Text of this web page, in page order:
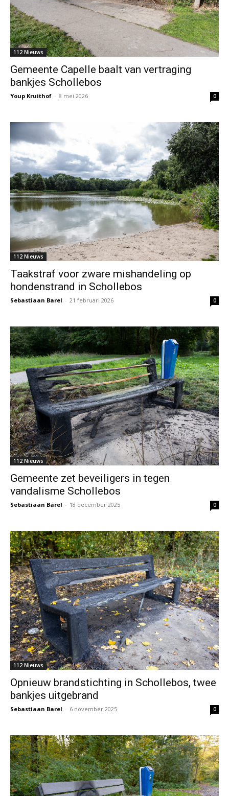
112 Nieuws
Gemeente Capelle baalt van vertraging
bankjes Schollebos
Youp Kruithof - 8 mei 2026 0
112 Nieuws
Taakstraf voor zware mishandeling op
hondenstrand in Schollebos
Sebastiaan Barel - 21 februari 2026 0
112 Nieuws
Gemeente zet beveiligers in tegen
vandalisme Schollebos
Sebastiaan Barel - 18 december 2025 0
112 Nieuws
Opnieuw brandstichting in Schollebos, twee
bankjes uitgebrand
Sebastiaan Barel - 6 november 2025 0